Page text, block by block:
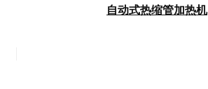
自动式热缩管加热机